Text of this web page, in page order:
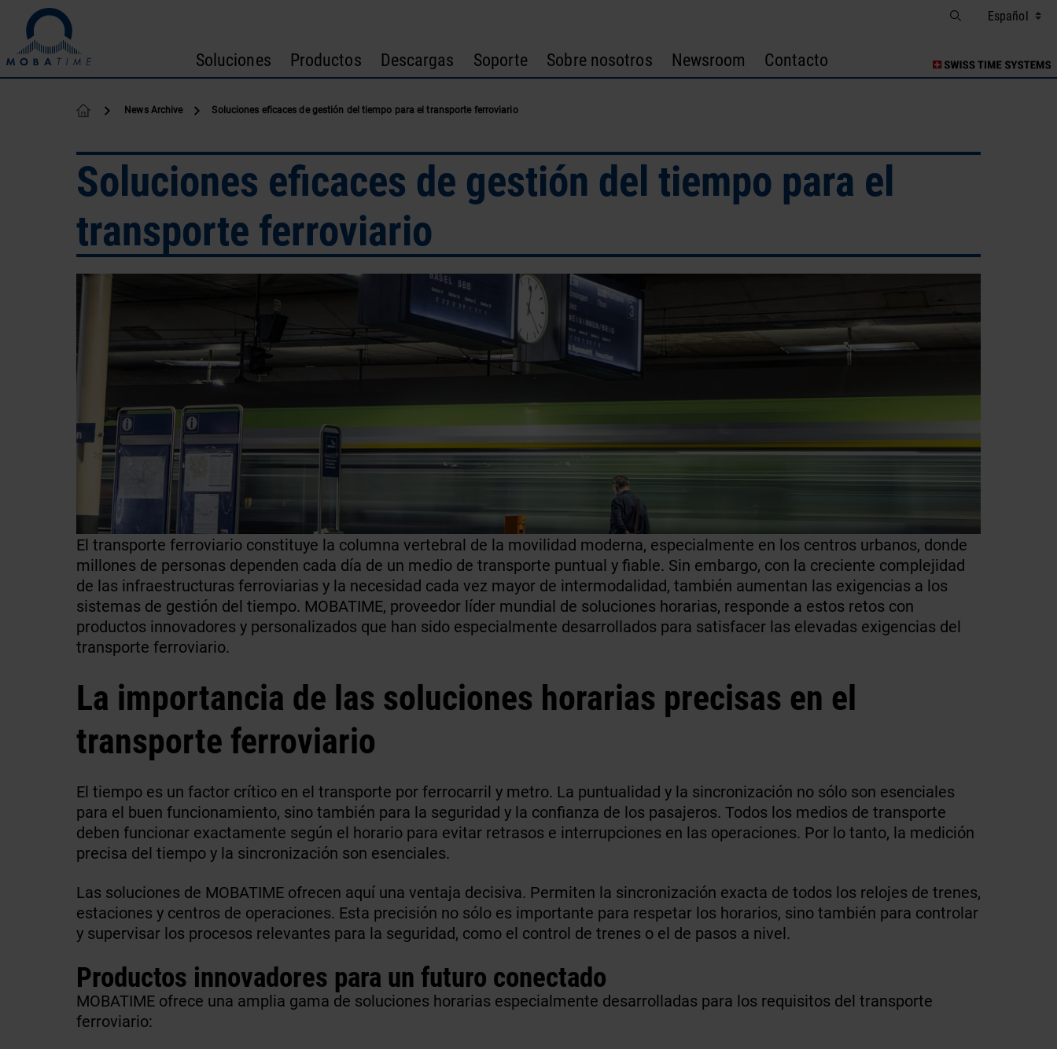
Ir al contenido
Soluciones Productos Descargas Soporte Sobre nosotros Newsroom Contacto
News Archive Soluciones eficaces de gestión del tiempo para el transporte ferroviario
Soluciones eficaces de gestión del tiempo para el
transporte ferroviario
El transporte ferroviario constituye la columna vertebral de la movilidad moderna, especialmente en los centros urbanos, donde
millones de personas dependen cada día de un medio de transporte puntual y fiable. Sin embargo, con la creciente complejidad
de las infraestructuras ferroviarias y la necesidad cada vez mayor de intermodalidad, también aumentan las exigencias a los
sistemas de gestión del tiempo. MOBATIME, proveedor líder mundial de soluciones horarias, responde a estos retos con
productos innovadores y personalizados que han sido especialmente desarrollados para satisfacer las elevadas exigencias del
transporte ferroviario.
La importancia de las soluciones horarias precisas en el
transporte ferroviario
El tiempo es un factor crítico en el transporte por ferrocarril y metro. La puntualidad y la sincronización no sólo son esenciales
para el buen funcionamiento, sino también para la seguridad y la confianza de los pasajeros. Todos los medios de transporte
deben funcionar exactamente según el horario para evitar retrasos e interrupciones en las operaciones. Por lo tanto, la medición
precisa del tiempo y la sincronización son esenciales.
Las soluciones de MOBATIME ofrecen aquí una ventaja decisiva. Permiten la sincronización exacta de todos los relojes de trenes,
estaciones y centros de operaciones. Esta precisión no sólo es importante para respetar los horarios, sino también para controlar
y supervisar los procesos relevantes para la seguridad, como el control de trenes o el de pasos a nivel.
Productos innovadores para un futuro conectado
MOBATIME ofrece una amplia gama de soluciones horarias especialmente desarrolladas para los requisitos del transporte
ferroviario: